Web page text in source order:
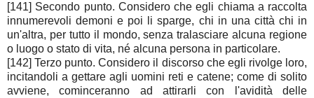
[141] Secondo punto. Considero che egli chiama a raccolta
innumerevoli demoni e poi li sparge, chi in una città chi in
un'altra, per tutto il mondo, senza tralasciare alcuna regione
o luogo o stato di vita, né alcuna persona in particolare.
[142] Terzo punto. Considero il discorso che egli rivolge loro,
incitandoli a gettare agli uomini reti e catene; come di solito
avviene, cominceranno ad attirarli con l'avidità delle